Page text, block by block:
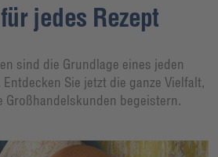
jedes Rezept
sind die Grundlage eines jeden
Sie jetzt die ganze Vielfalt,
Großhandelskunden begeistern.